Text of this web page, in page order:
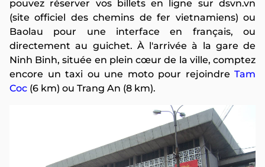
pouvez réserver vos billets en ligne sur dsvn.vn
(site officiel des chemins de fer vietnamiens) ou
Baolau pour une interface en français, ou
directement au guichet. À l'arrivée à la gare de
Ninh Binh, située en plein cœur de la ville, comptez
encore un taxi ou une moto pour rejoindre Tam
Coc (6 km) ou Trang An (8 km).